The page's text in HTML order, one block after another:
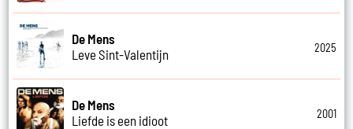
De Mens
Leve Sint-Valentijn
2025
De Mens
Liefde is een idioot
2001